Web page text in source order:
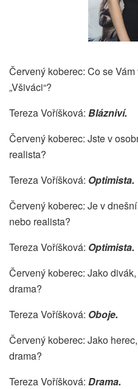
Červený koberec: Co se
„Všiváci“?
Tereza Voříšková: Blázniví.
Červený koberec: Jste v
realista?
Tereza Voříšková: Optimista.
Červený koberec: Je v
nebo realista?
Tereza Voříšková: Optimista.
Červený koberec: Jako
drama?
Tereza Voříšková: Oboje.
Červený koberec: Jako
drama?
Tereza Voříšková: Drama.